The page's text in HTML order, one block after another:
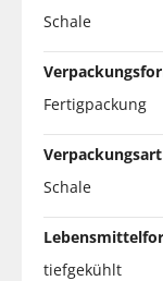
Schale
Fertigpackung
Verpackungsart
Schale
tiefgekühlt